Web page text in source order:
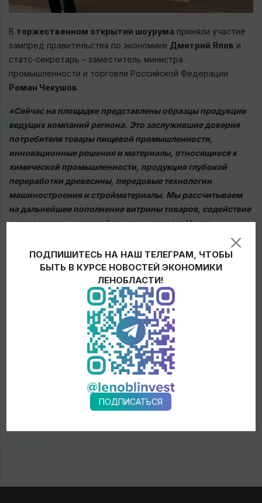
В торжественном открытии шоурума приняли участие
зампред правительства по экономике Дмитрий Ялов и
статс-секретарь – заместитель министра
промышленности и торговли Российской Федерации
Роман Чекушов.
«Сейчас на площадке представлены образцы продукции
ведущих компаний региона. Это заслужившие доверия
потребителя товары пищевой промышленности,
инновационные решения и материалы, относящиеся к
химической промышленности, продукция глубокой
переработки древесины, передовые технологии
машиностроения и стройматериалы. Мы рассчитываем
на дальнейшее пополнение витрины товаров, содействие
с выходом на азиатский рынок оказывает Центр
Дмитрий
Ялов.
ПОДПИШИТЕСЬ НА НАШ ТЕЛЕГРАМ, ЧТОБЫ
БЫТЬ В КУРСЕ НОВОСТЕЙ ЭКОНОМИКИ
ЛЕНОБЛАСТИ!
ПОДПИСАТЬСЯ